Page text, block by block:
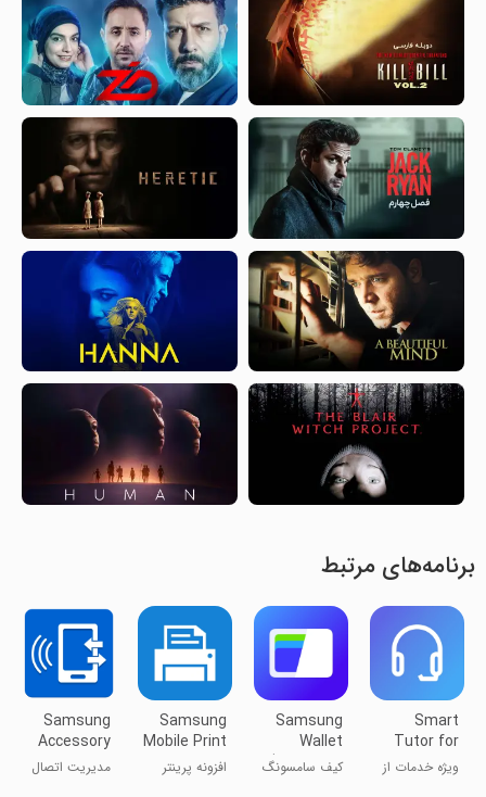
برنامه‌های مرتبط
Smart
Tutor for
SAMSUNG
Mobile
ویژه خدمات از
Samsung
Wallet
(Samsung
کیف سامسونگ
Samsung
Mobile Print
افزونه پرینتر
Samsung
Accessory
Service
مدیریت اتصال